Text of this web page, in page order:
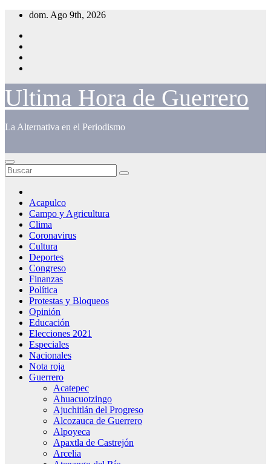
Saltar
contenido
dom. Ago 9th, 2026
Ultima Hora de Guerrero
La Alternativa en el Periodismo
Acapulco
Campo y Agricultura
Clima
Coronavirus
Cultura
Deportes
Congreso
Finanzas
Política
Protestas y Bloqueos
Opinión
Educación
Elecciones 2021
Especiales
Nacionales
Nota roja
Guerrero
Acatepec
Ahuacuotzingo
Ajuchitlán del Progreso
Alcozauca de Guerrero
Alpoyeca
Apaxtla de Castrejón
Arcelia